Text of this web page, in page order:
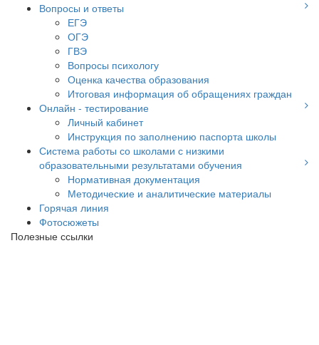
Вопросы и ответы
ЕГЭ
ОГЭ
ГВЭ
Вопросы психологу
Оценка качества образования
Итоговая информация об обращениях граждан
Онлайн - тестирование
Личный кабинет
Инструкция по заполнению паспорта школы
Система работы со школами с низкими
образовательными результатами обучения
Нормативная документация
Методические и аналитические материалы
Горячая линия
Фотосюжеты
Полезные ссылки